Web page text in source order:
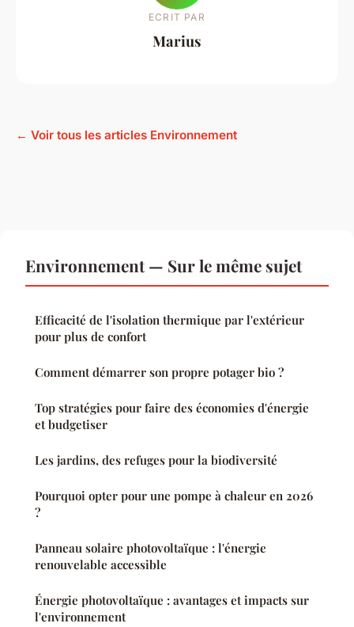
ECRIT PAR
Marius
← Voir tous les articles Environnement
Environnement — Sur le même sujet
Efficacité de l'isolation thermique par l'extérieur
pour plus de confort
Comment démarrer son propre potager bio ?
Top stratégies pour faire des économies d'énergie
et budgetiser
Les jardins, des refuges pour la biodiversité
Pourquoi opter pour une pompe à chaleur en 2026
?
Panneau solaire photovoltaïque : l'énergie
renouvelable accessible
Énergie photovoltaïque : avantages et impacts sur
l'environnement